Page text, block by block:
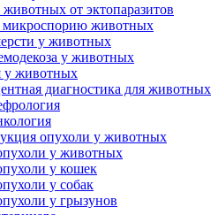
от эктопаразитов
микроспорию животных
у животных
у животных
у животных
диагностика для животных
опухоли у животных
у животных
у кошек
у собак
у грызунов